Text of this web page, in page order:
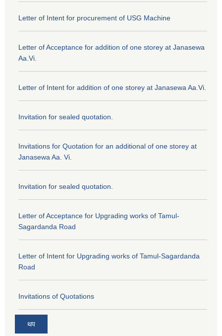
Letter of Intent for procurement of USG Machine
Letter of Acceptance for addition of one storey at Janasewa
Aa.Vi.
Letter of Intent for addition of one storey at Janasewa Aa.Vi.
Invitation for sealed quotation.
Invitations for Quotation for an additional of one storey at
Janasewa Aa. Vi.
Invitation for sealed quotation.
Letter of Acceptance for Upgrading works of Tamul-
Sagardanda Road
Letter of Intent for Upgrading works of Tamul-Sagardanda
Road
Invitations of Quotations
थप